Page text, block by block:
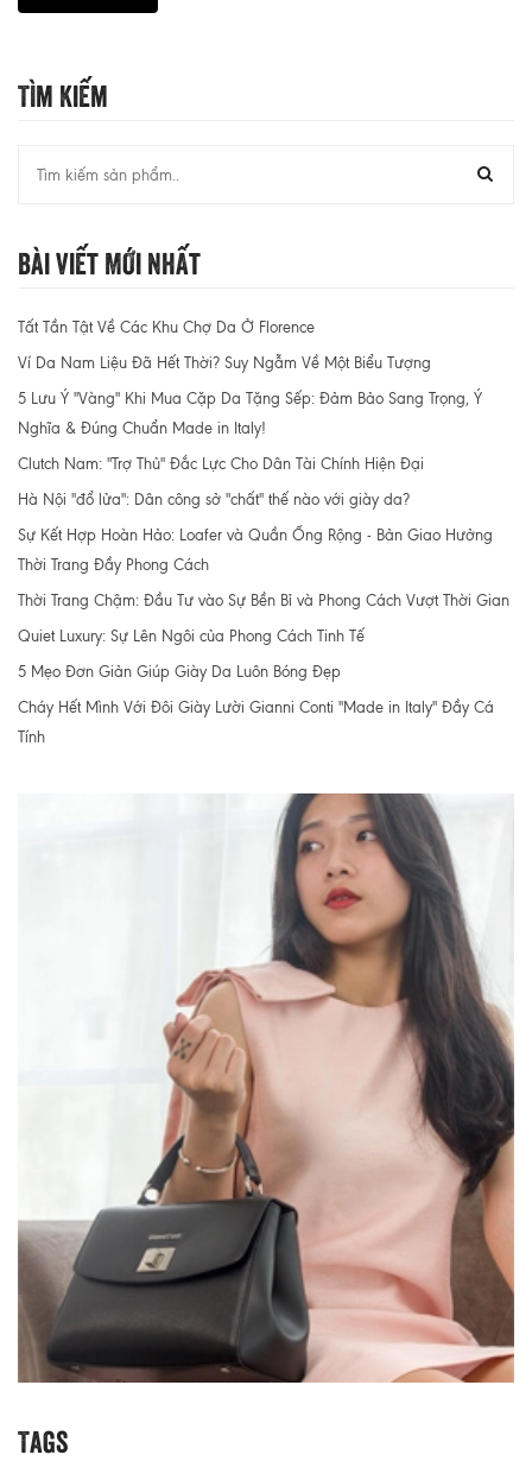
Tìm Kiếm
Bài Viết Mới Nhất
Tất Tần Tật Về Các Khu Chợ Da Ở Florence
Ví Da Nam Liệu Đã Hết Thời? Suy Ngẫm Về Một Biểu Tượng
5 Lưu Ý "Vàng" Khi Mua Cặp Da Tặng Sếp: Đảm Bảo Sang Trọng, Ý
Nghĩa & Đúng Chuẩn Made in Italy!
Clutch Nam: "Trợ Thủ" Đắc Lực Cho Dân Tài Chính Hiện Đại
Hà Nội "đổ lửa": Dân công sở "chất" thế nào với giày da?
Sự Kết Hợp Hoàn Hảo: Loafer và Quần Ống Rộng - Bản Giao Hưởng
Thời Trang Đầy Phong Cách
Thời Trang Chậm: Đầu Tư vào Sự Bền Bỉ và Phong Cách Vượt Thời Gian
Quiet Luxury: Sự Lên Ngôi của Phong Cách Tinh Tế
5 Mẹo Đơn Giản Giúp Giày Da Luôn Bóng Đẹp
Cháy Hết Mình Với Đôi Giày Lười Gianni Conti "Made in Italy" Đầy Cá
Tính
Tags